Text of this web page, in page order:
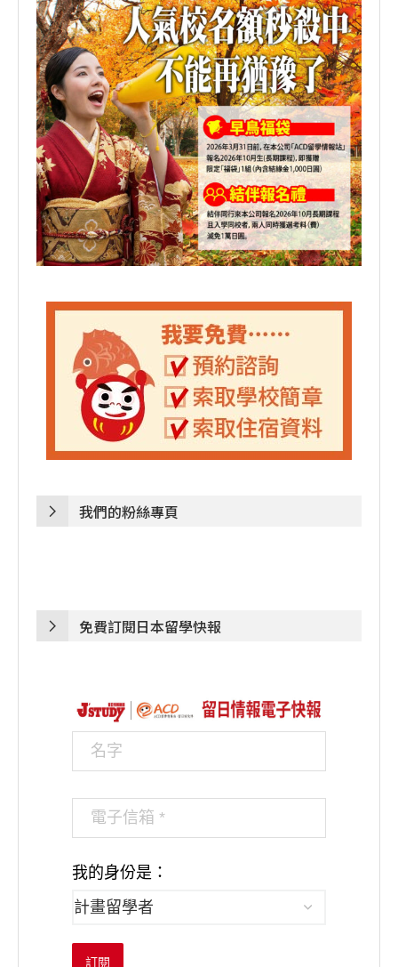
我們的粉絲專頁
免費訂閱日本留學快報
我的身份是：
訂閱